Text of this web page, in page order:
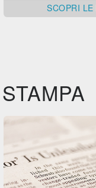
SCOPRI LE
STAMPA